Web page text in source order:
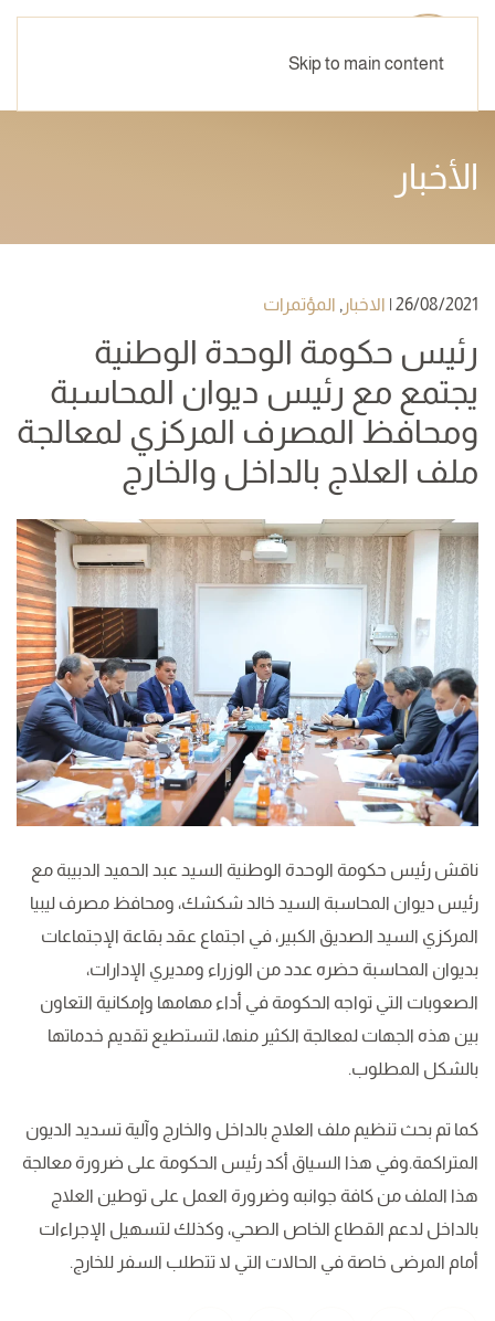
Skip to main content
الأخبار
26/08/2021
| الاخبار , المؤتمرات
رئيس حكومة الوحدة الوطنية
يجتمع مع رئيس ديوان المحاسبة
ومحافظ المصرف المركزي لمعالجة
ملف العلاج بالداخل والخارج
ناقش رئيس حكومة الوحدة الوطنية السيد عبد الحميد الدبيبة مع
رئيس ديوان المحاسبة السيد خالد شكشك، ومحافظ مصرف ليبيا
المركزي السيد الصديق الكبير، في اجتماع عقد بقاعة الإجتماعات
بديوان المحاسبة حضره عدد من الوزراء ومديري الإدارات،
الصعوبات التي تواجه الحكومة في أداء مهامها وإمكانية التعاون
بين هذه الجهات لمعالجة الكثير منها، لتستطيع تقديم خدماتها
بالشكل المطلوب.
كما تم بحث تنظيم ملف العلاج بالداخل والخارج وآلية تسديد الديون
المتراكمة.وفي هذا السياق أكد رئيس الحكومة على ضرورة معالجة
هذا الملف من كافة جوانبه وضرورة العمل على توطين العلاج
بالداخل لدعم القطاع الخاص الصحي، وكذلك لتسهيل الإجراءات
أمام المرضى خاصة في الحالات التي لا تتطلب السفر للخارج.